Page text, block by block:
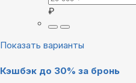
₽
Показать варианты
Кэшбэк до 30% за бронь